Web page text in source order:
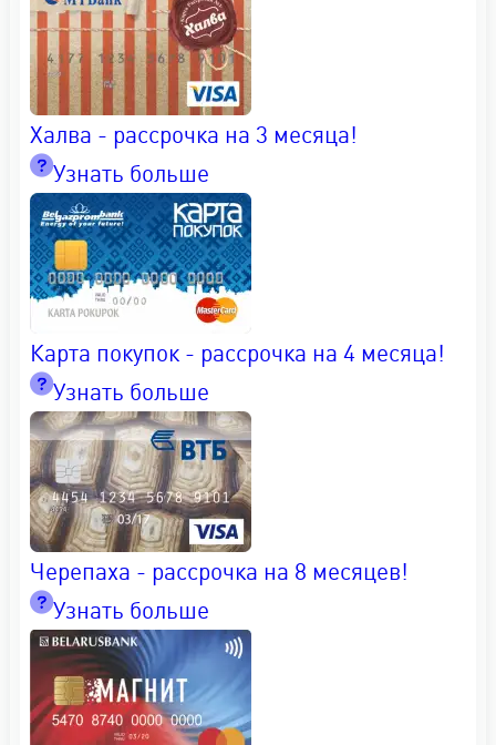
Халва - рассрочка на 3 месяца!
Узнать больше
Карта покупок - рассрочка на 4 месяца!
Узнать больше
Черепаха - рассрочка на 8 месяцев!
Узнать больше